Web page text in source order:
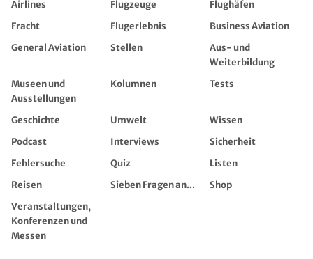
Airlines Flugzeuge
Flughäfen
Fracht
Flugerlebnis
Business Aviation
General Aviation
Stellen
Aus- und
Weiterbildung
Museen und
Ausstellungen
Kolumnen Tests
Geschichte Umwelt
Wissen
Podcast
Interviews
Sicherheit
Fehlersuche
Quiz
Listen
Reisen
Sieben Fragen an...
Shop
Veranstaltungen,
Konferenzen und
Messen